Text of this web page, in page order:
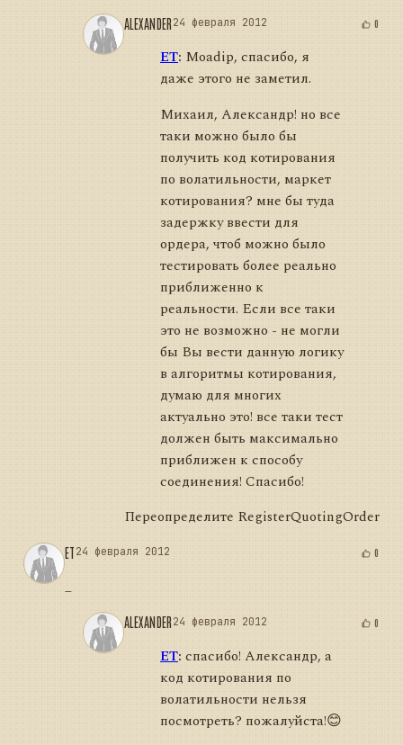
ALEXANDER24 февраля 2012 0
ET: Moadip, спасибо, я
даже этого не заметил.
Михаил, Александр! но все
таки можно было бы
получить код котирования
по волатильности, маркет
котирования? мне бы туда
задержку ввести для
ордера, чтоб можно было
тестировать более реально
приближенно к
реальности. Если все таки
это не возможно - не могли
бы Вы вести данную логику
в алгоритмы котирования,
думаю для многих
актуально это! все таки тест
должен быть максимально
приближен к способу
соединения! Спасибо!
Переопределите RegisterQuotingOrder
ET24 февраля 2012 0
_
ALEXANDER24 февраля 2012 0
ET: спасибо! Александр, а
код котирования по
волатильности нельзя
посмотреть? пожалуйста!😊